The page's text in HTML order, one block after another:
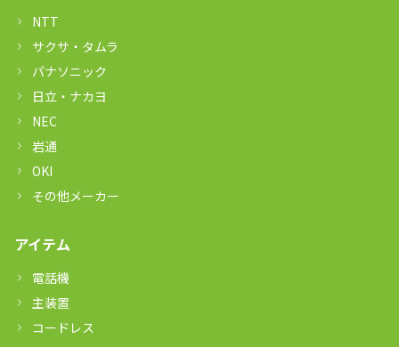
NTT
サクサ・タムラ
パナソニック
日立・ナカヨ
NEC
岩通
OKI
その他メーカー
アイテム
電話機
主装置
コードレス